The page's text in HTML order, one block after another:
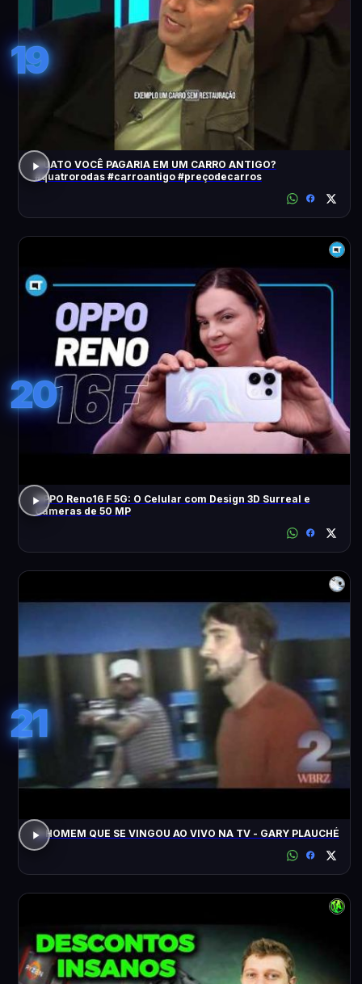
19
QUATO VOCÊ PAGARIA EM UM CARRO ANTIGO?
#quatrorodas #carroantigo #preçodecarros
20
OPPO Reno16 F 5G: O Celular com Design 3D Surreal e
Câmeras de 50 MP
21
O HOMEM QUE SE VINGOU AO VIVO NA TV - GARY PLAUCHÉ